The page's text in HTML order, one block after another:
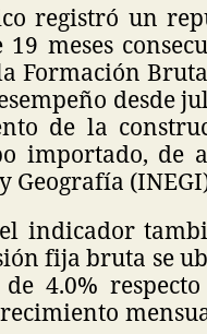
registró un
meses
Formación
desde
de la
importado, de
Geografía
indicador
fija bruta se
4.0%